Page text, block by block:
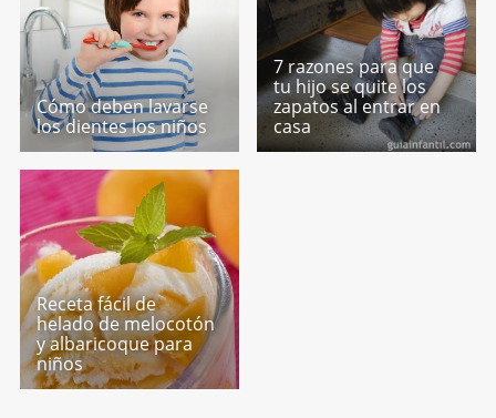
Cómo deben lavarse
los dientes los niños
7 razones para que
tu hijo se quite los
zapatos al entrar en
casa
Receta fácil de
helado de melocotón
y albaricoque para
niños